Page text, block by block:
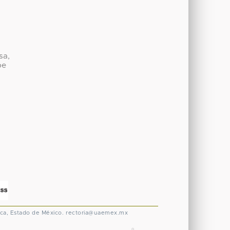
Estado de México. rectoria@uaemex.mx